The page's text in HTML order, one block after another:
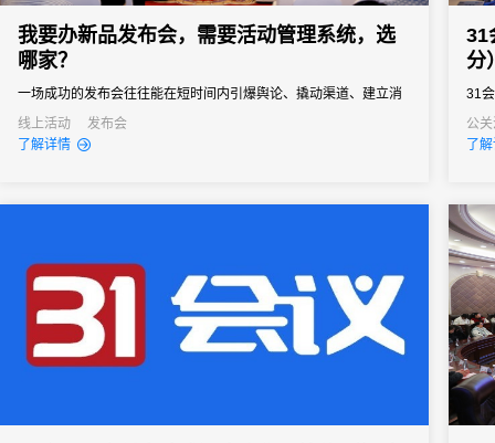
我要办新品发布会，需要活动管理系统，选
哪家？
一场成功的发布会往往能在短时间内引爆舆论、撬动渠道、建立消
费者认知。然而对于主办方来说，新品发布会也是一场“高难度战
役”，稍有不慎就可能影响传播效果。选择一款真正懂新品发布会场
线上活动
发布会
了解详情
31
分
31
公
了